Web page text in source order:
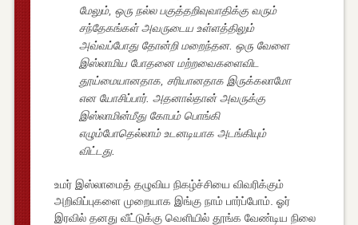
மேலும், ஒரு நல்ல பகுத்தறிவுவாதிக்கு வரும்
சந்தேகங்கள் அவருடைய உள்ளத்திலும்
அவ்வப்போது தோன்றி மறைந்தன. ஒரு வேளை
இஸ்லாமிய போதனை மற்றவைகளைவிட
தூய்மையானதாக, சரியானதாக இருக்கலாமோ
என யோசிப்பார். அதனால்தான் அவருக்கு
இஸ்லாமின்மீது கோபம் பொங்கி
எழும்போதெல்லாம் உடனடியாக அடங்கியும்
விட்டது.
உமர் இஸ்லாமைத் தழுவிய நிகழ்ச்சியை விவரிக்கும்
அறிவிப்புகளை முறையாக இங்கு நாம் பார்ப்போம். ஓர்
இரவில் தனது வீட்டுக்கு வெளியில் தூங்க வேண்டிய நிலை